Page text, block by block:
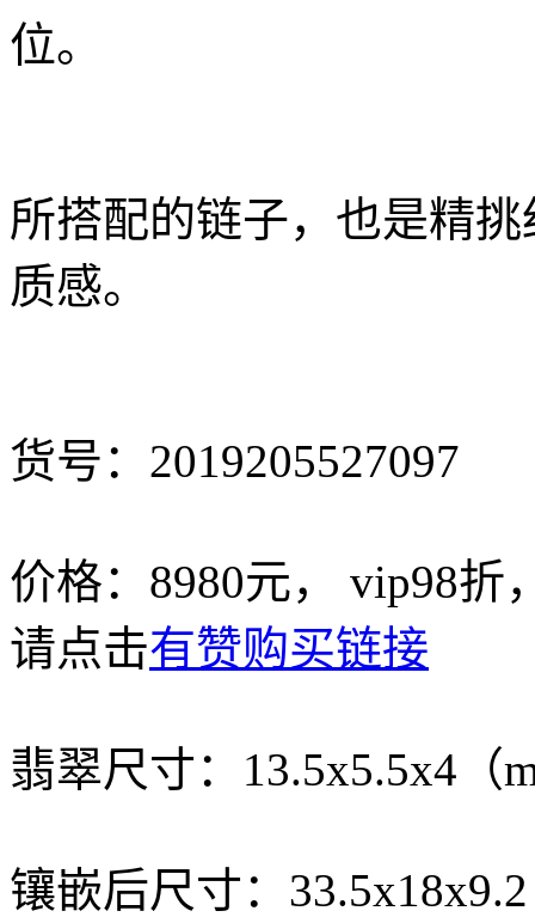
位。
所搭配的链子，也是精
质感。
货号：2019205527097
价格：8980元， vip98折
请点击有赞购买链接
翡翠尺寸：13.5x5.5x4（
镶嵌后尺寸：